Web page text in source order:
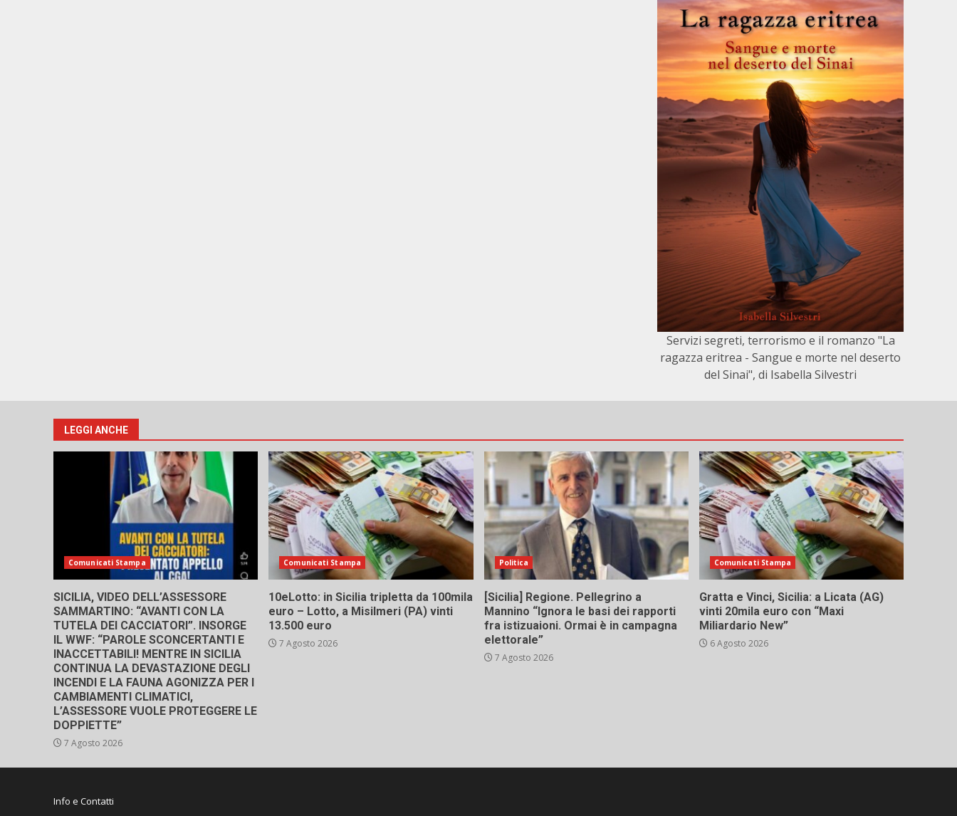
Servizi segreti, terrorismo e il romanzo "La
ragazza eritrea - Sangue e morte nel deserto
del Sinai", di Isabella Silvestri
LEGGI ANCHE
Comunicati Stampa
SICILIA, VIDEO DELL’ASSESSORE
SAMMARTINO: “AVANTI CON LA
TUTELA DEI CACCIATORI”. INSORGE
IL WWF: “PAROLE SCONCERTANTI E
INACCETTABILI! MENTRE IN SICILIA
CONTINUA LA DEVASTAZIONE DEGLI
INCENDI E LA FAUNA AGONIZZA PER I
CAMBIAMENTI CLIMATICI,
L’ASSESSORE VUOLE PROTEGGERE LE
DOPPIETTE”
7 Agosto 2026
Comunicati Stampa
10eLotto: in Sicilia tripletta da 100mila
euro – Lotto, a Misilmeri (PA) vinti
13.500 euro
7 Agosto 2026
Politica
[Sicilia] Regione. Pellegrino a
Mannino “Ignora le basi dei rapporti
fra istizuaioni. Ormai è in campagna
elettorale”
7 Agosto 2026
Comunicati Stampa
Gratta e Vinci, Sicilia: a Licata (AG)
vinti 20mila euro con “Maxi
Miliardario New”
6 Agosto 2026
Info e Contatti